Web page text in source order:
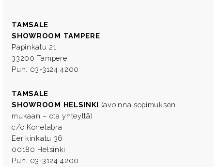
TAMSALE
SHOWROOM TAMPERE
Papinkatu 21
33200 Tampere
Puh. 03-3124 4200
TAMSALE
SHOWROOM HELSINKI (avoinna sopimuksen
mukaan – ota yhteyttä)
c/o Konelabra
Eerikinkatu 36
00180 Helsinki
Puh. 03-3124 4200